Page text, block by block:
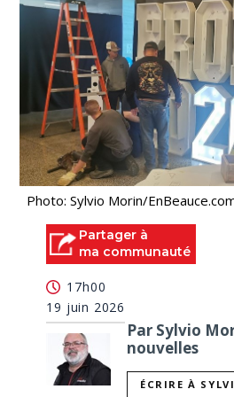
Photo: Sylvio Morin/
Partager à
ma communauté
17h00
19 juin 2026
Par Sylvio
nouvelles
ÉCRIRE À